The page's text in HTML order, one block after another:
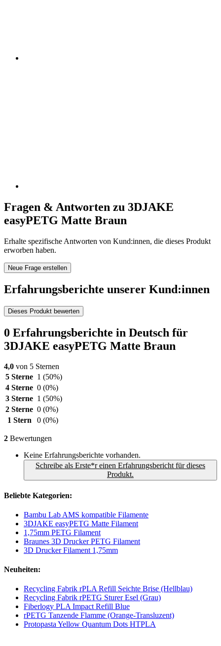
Fragen & Antworten zu 3DJAKE
easyPETG Matte Braun
Erhalte spezifische Antworten von Kund:innen, die dieses Produkt
erworben haben.
Neue Frage erstellen
Erfahrungsberichte unserer Kund:innen
Dieses Produkt bewerten
0 Erfahrungsberichte in Deutsch für
3DJAKE easyPETG Matte Braun
4,0 von 5 Sternen
5 Sterne 1 (50%)
4 Sterne 0 (0%)
3 Sterne 1 (50%)
2 Sterne 0 (0%)
1 Stern
0 (0%)
2 Bewertungen
Keine Erfahrungsberichte vorhanden.
Schreibe als Erste*r einen Erfahrungsbericht für dieses
Produkt.
Beliebte Kategorien:
Bambu Lab AMS kompatible Filamente
3DJAKE easyPETG Matte Filament
1,75mm PETG Filament
Braunes 3D Drucker PETG Filament
3D Drucker Filament 1,75mm
Neuheiten:
Recycling Fabrik rPLA Refill Seichte Brise (Hellblau)
Recycling Fabrik rPETG Sturer Esel (Grau)
Fiberlogy PLA Impact Refill Blue
rPETG Tanzende Flamme (Orange-Transluzent)
Protopasta Yellow Quantum Dots HTPLA